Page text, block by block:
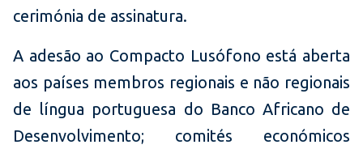
cerimónia de assinatura.
A adesão ao Compacto Lusófono está aberta
aos países membros regionais e não regionais
de língua portuguesa do Banco Africano de
Desenvolvimento; comités económicos